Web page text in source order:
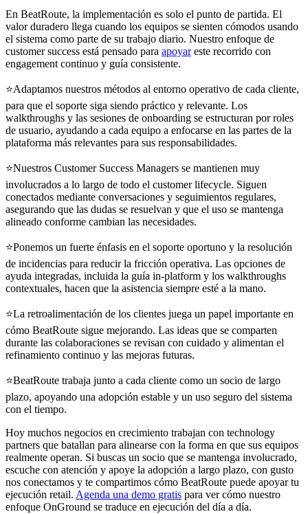
En BeatRoute, la implementación es solo el punto de partida. El
valor duradero llega cuando los equipos se sienten cómodos usando
el sistema como parte de su trabajo diario. Nuestro enfoque de
customer success está pensado para apoyareste recorrido con
engagement continuo y guía consistente.
⭐Adaptamos nuestros métodos al entorno operativo de cada cliente,
para que el soporte siga siendo práctico y relevante. Los
walkthroughs y las sesiones de onboarding se estructuran por roles
de usuario, ayudando a cada equipo a enfocarse en las partes de la
plataforma más relevantes para sus responsabilidades.
⭐Nuestros Customer Success Managers se mantienen muy
involucrados a lo largo de todo el customer lifecycle. Siguen
conectados mediante conversaciones y seguimientos regulares,
asegurando que las dudas se resuelvan y que el uso se mantenga
alineado conforme cambian las necesidades.
⭐Ponemos un fuerte énfasis en el soporte oportuno y la resolución
de incidencias para reducir la fricción operativa. Las opciones de
ayuda integradas, incluida la guía in-platform y los walkthroughs
contextuales, hacen que la asistencia siempre esté a la mano.
⭐La retroalimentación de los clientes juega un papel importante en
cómo BeatRoute sigue mejorando. Las ideas que se comparten
durante las colaboraciones se revisan con cuidado y alimentan el
refinamiento continuo y las mejoras futuras.
⭐BeatRoute trabaja junto a cada cliente como un socio de largo
plazo, apoyando una adopción estable y un uso seguro del sistema
con el tiempo.
Hoy muchos negocios en crecimiento trabajan con technology
partners que batallan para alinearse con la forma en que sus equipos
realmente operan. Si buscas un socio que se mantenga involucrado,
escuche con atención y apoye la adopción a largo plazo, con gusto
nos conectamos y te compartimos cómo BeatRoute puede apoyar tu
ejecución retail. Agenda una demo gratis para ver cómo nuestro
enfoque OnGround se traduce en ejecución del día a día.